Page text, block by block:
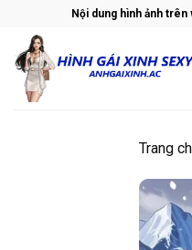
content
Nội dung hình ảnh
Trang